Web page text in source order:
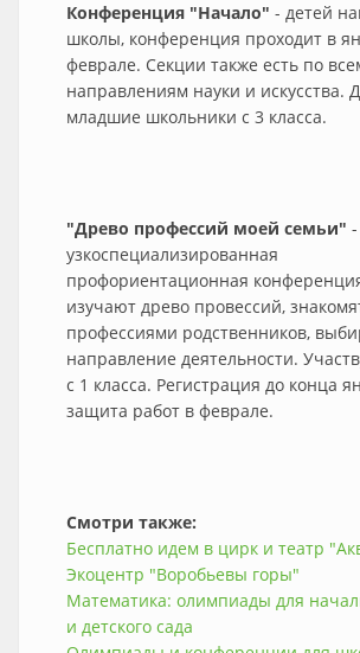
Конференция "Начало" - детей
школы, конференция проходит в
феврале. Секции также есть по
направлениям науки и искусства.
младшие школьники с 3 класса.
"Древо профессий моей семьи" -
узкоспециализированная
профориентационная
изучают древо провессий,
профессиями родственников,
направление деятельности.
с 1 класса. Регистрация до конца
защита работ в феврале.
Смотри также:
Бесплатно идем в цирк и театр
Экоцентр "Воробьевы горы"
Математика: олимпиады для
и детского сада